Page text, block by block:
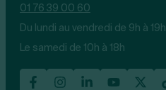
01 76 39 00 60
Du lundi au vendredi de 9h à 19h
Le samedi de 10h à 18h